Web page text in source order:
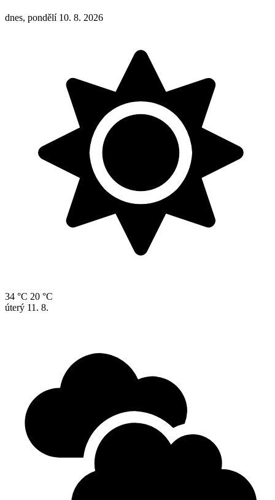
dnes, pondělí 10. 8. 2026
34 °C 20 °C
úterý 11. 8.